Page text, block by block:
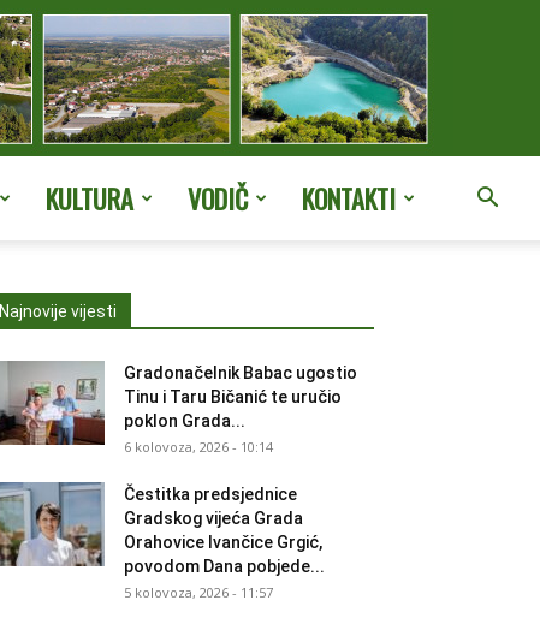
KULTURA VODIČ KONTAKTI
Najnovije vijesti
Gradonačelnik Babac ugostio
Tinu i Taru Bičanić te uručio
poklon Grada...
6 kolovoza, 2026 - 10:14
Čestitka predsjednice
Gradskog vijeća Grada
Orahovice Ivančice Grgić,
povodom Dana pobjede...
5 kolovoza, 2026 - 11:57